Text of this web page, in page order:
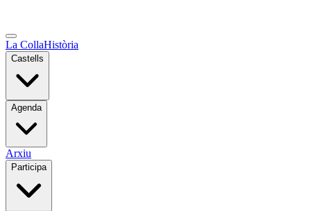
La CollaHistòria
Castells
Agenda
Arxiu
Participa